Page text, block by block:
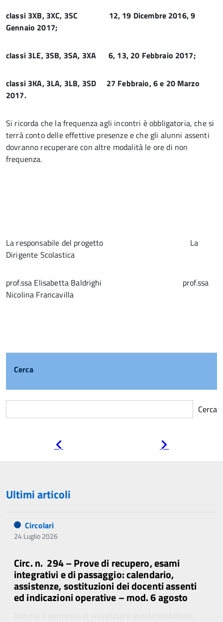
classi 3XB, 3XC, 3SC 12, 19 Dicembre 2016, 9
Gennaio 2017;
classi 3LE, 3SB, 3SA, 3XA 6, 13, 20 Febbraio 2017;
classi 3KA, 3LA, 3LB, 3SD 27 Febbraio, 6 e 20 Marzo
2017.
Si ricorda che la frequenza agli incontri è obbligatoria, che si
terrà conto delle effettive presenze e che gli alunni assenti
dovranno recuperare con altre modalità le ore di non
frequenza.
La responsabile del progetto La
Dirigente Scolastica
prof.ssa Elisabetta Baldrighi prof.ssa
Nicolina Francavilla
Cerca
Cerca
Ultimi articoli
Circolari
24 Luglio 2026
Circ. n. 294 – Prove di recupero, esami
integrativi e di passaggio: calendario,
assistenze, sostituzioni dei docenti assenti
ed indicazioni operative – mod. 6 agosto